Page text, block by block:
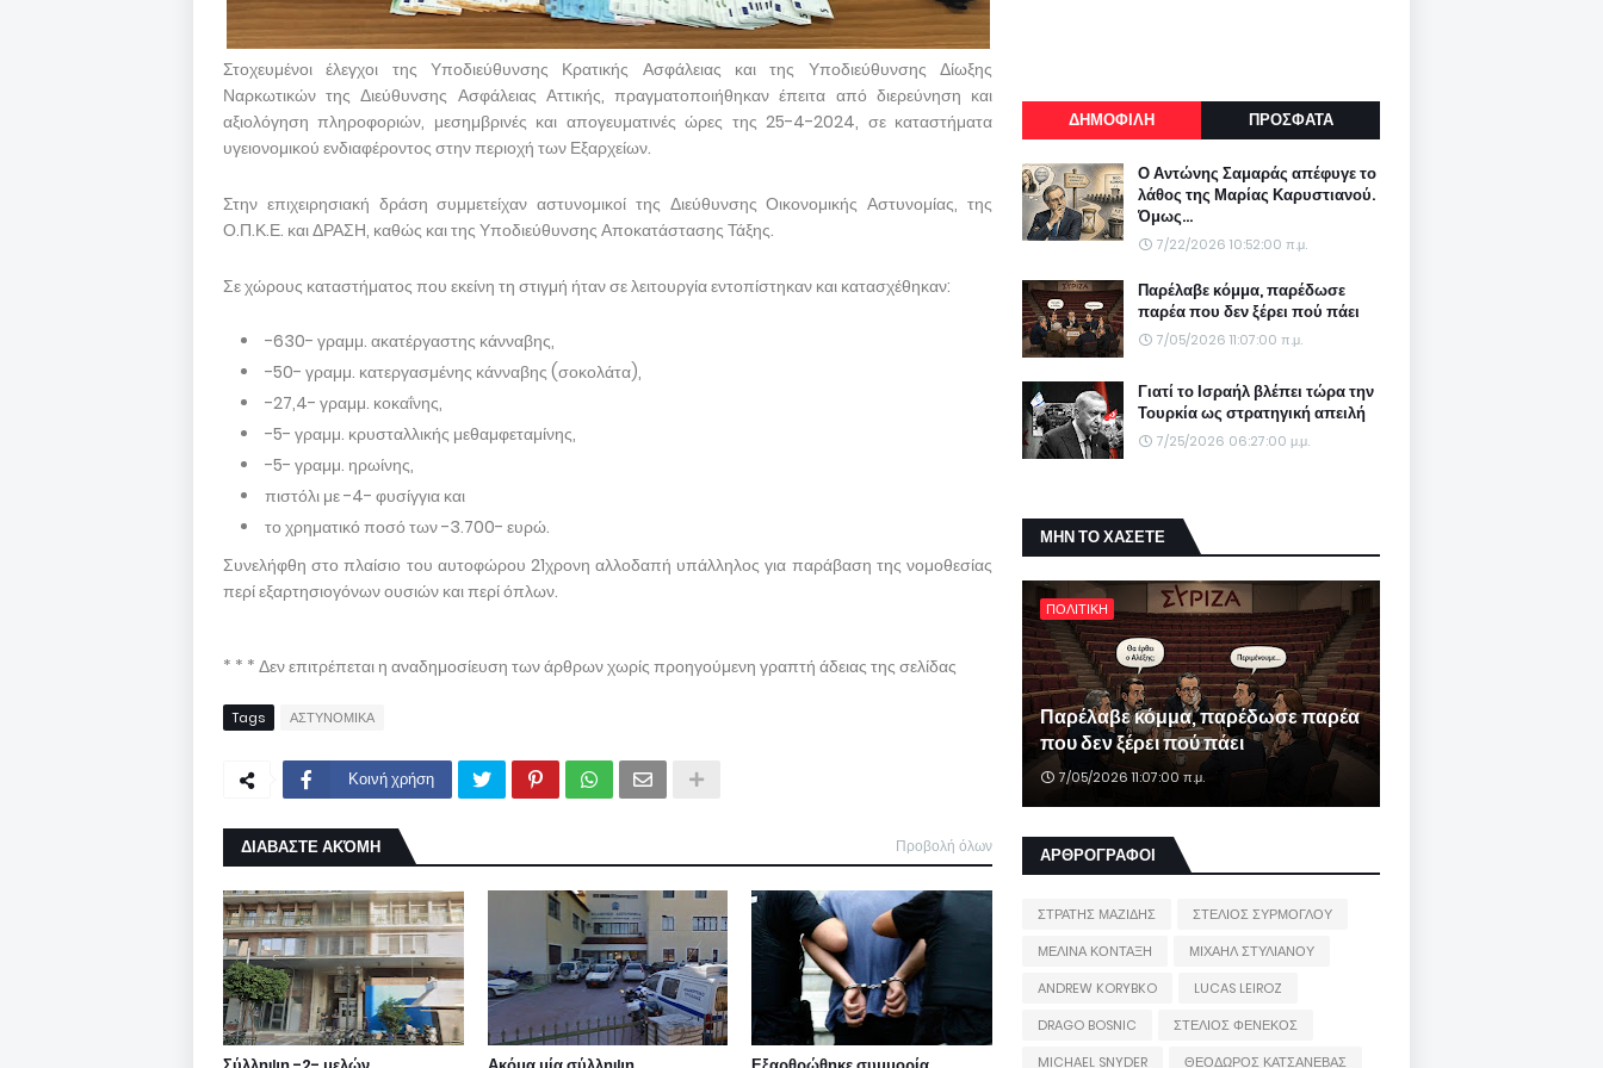
Στοχευμένοι έλεγχοι της Υποδιεύθυνσης Κρατικής Ασφάλειας και της Υποδιεύθυνσης Δίωξης
Ναρκωτικών της Διεύθυνσης Ασφάλειας Αττικής, πραγματοποιήθηκαν έπειτα από διερεύνηση και
αξιολόγηση πληροφοριών, μεσημβρινές και απογευματινές ώρες της 25-4-2024, σε καταστήματα
υγειονομικού ενδιαφέροντος στην περιοχή των Εξαρχείων.
Στην επιχειρησιακή δράση συμμετείχαν αστυνομικοί της Διεύθυνσης Οικονομικής Αστυνομίας, της
Ο.Π.Κ.Ε. και ΔΡΑΣΗ, καθώς και της Υποδιεύθυνσης Αποκατάστασης Τάξης.
Σε χώρους καταστήματος που εκείνη τη στιγμή ήταν σε λειτουργία εντοπίστηκαν και κατασχέθηκαν:
-630- γραμμ. ακατέργαστης κάνναβης,
-50- γραμμ. κατεργασμένης κάνναβης (σοκολάτα),
-27,4- γραμμ. κοκαΐνης,
-5- γραμμ. κρυσταλλικής μεθαμφεταμίνης,
-5- γραμμ. ηρωίνης,
πιστόλι με -4- φυσίγγια και
το χρηματικό ποσό των -3.700- ευρώ.
Συνελήφθη στο πλαίσιο του αυτοφώρου 21χρονη αλλοδαπή υπάλληλος για παράβαση της νομοθεσίας
περί εξαρτησιογόνων ουσιών και περί όπλων.
* * * Δεν επιτρέπεται η αναδημοσίευση των άρθρων χωρίς προηγούμενη γραπτή άδειας της σελίδας
Tags ΑΣΤΥΝΟΜΙΚΑ
Κοινή χρήση
ΔΙΑΒΑΣΤΕ ΑΚΌΜΗ Προβολή όλων
ΔΗΜΟΦΙΛΗ ΠΡΟΣΦΑΤΑ
Ο Αντώνης Σαμαράς απέφυγε το
λάθος της Μαρίας Καρυστιανού.
Όμως...
7/22/2026 10:52:00 π.μ.
Παρέλαβε κόμμα, παρέδωσε
παρέα που δεν ξέρει πού πάει
7/05/2026 11:07:00 π.μ.
Γιατί το Ισραήλ βλέπει τώρα την
Τουρκία ως στρατηγική απειλή
7/25/2026 06:27:00 μ.μ.
ΜΗΝ ΤΟ ΧΑΣΕΤΕ
ΠΟΛΙΤΙΚΗ
Παρέλαβε κόμμα, παρέδωσε παρέα
που δεν ξέρει πού πάει
7/05/2026 11:07:00 π.μ.
ΑΡΘΡΟΓΡΑΦΟΙ
ΣΤΡΑΤΗΣ ΜΑΖΙΔΗΣ
ΣΤΕΛΙΟΣ ΣΥΡΜΟΓΛΟΥ
ΜΕΛΙΝΑ ΚΟΝΤΑΞΗ
ΜΙΧΑΗΛ ΣΤΥΛΙΑΝΟΥ
ANDREW KORYBKO
LUCAS LEIROZ
DRAGO BOSNIC
ΣΤΕΛΙΟΣ ΦΕΝΕΚΟΣ
MICHAEL SNYDER
ΘΕΟΔΩΡΟΣ ΚΑΤΣΑΝΕΒΑΣ